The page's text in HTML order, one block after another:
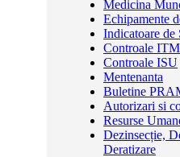
Medicina
Echipamente
Indicatoare de
Controale ITM
Controale ISU
Mentenanta
Buletine
Autorizari si
Resurse
Dezinsecție,
Deratizare